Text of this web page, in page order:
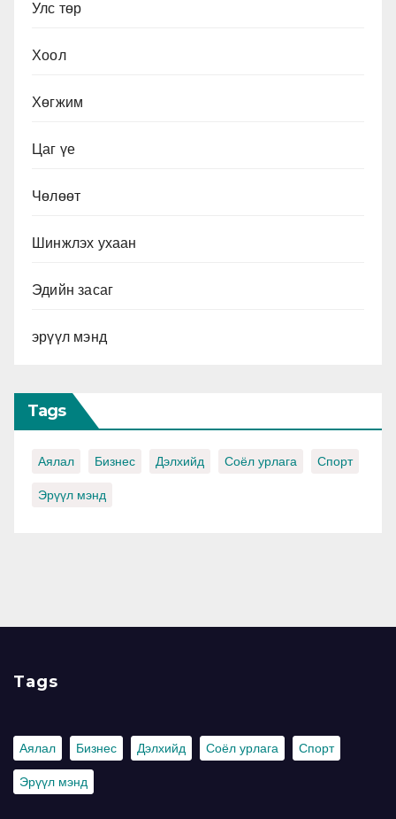
Улс төр
Хоол
Хөгжим
Цаг үе
Чөлөөт
Шинжлэх ухаан
Эдийн засаг
эрүүл мэнд
Tags
Аялал Бизнес Дэлхийд Соёл урлага Спорт
Эрүүл мэнд
Tags
Аялал Бизнес Дэлхийд Соёл урлага Спорт
Эрүүл мэнд